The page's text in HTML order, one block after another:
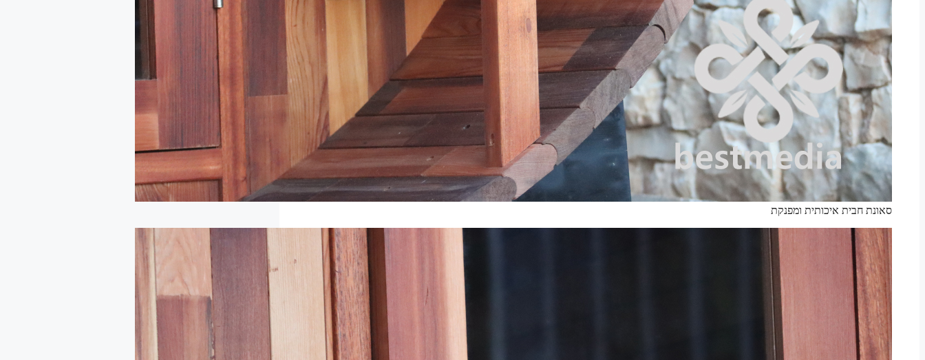
סאונת חבית איכותית ומפנקת